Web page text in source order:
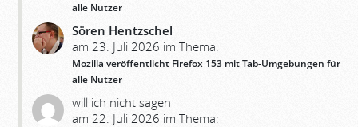
alle Nutzer
Sören Hentzschel
am 23. Juli 2026 im Thema:
Mozilla veröffentlicht Firefox 153 mit Tab-Umgebungen für
alle Nutzer
will ich nicht sagen
am 22. Juli 2026 im Thema: